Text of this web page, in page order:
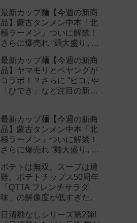
最新カップ麺【今週の新商
品】蒙古タンメン中本「北
極ラーメン」ついに解禁！
さらに爆売れ “麺大盛り„ シ
作まとめ！
最新カップ麺【今週の新商
品】ヤマモリとペヤングが
コラボ！？さらに “ピコ„ や
「ひでき」など注目の新作
最新カップ麺【今週の新商
品】蒙古タンメン中本「北
極ラーメン」ついに解禁！
さらに爆売れ “麺大盛り„ シ
作まとめ！
ポテトは無双、スープは遭
難。ポテトチップス50周年
「QTTA フレンチサラダ
味」の解像度が低すぎた。
日清麺なしシリーズ第2弾!